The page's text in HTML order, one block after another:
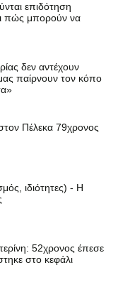
επιδότηση
πώς μπορούν να
δεν αντέχουν
παίρνουν τον κόπο
Πέλεκα 79χρονος
ιδιότητες) - Η
52χρονος έπεσε
στο κεφάλι